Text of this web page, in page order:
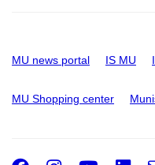
MU news portal IS MU
MU Shopping center